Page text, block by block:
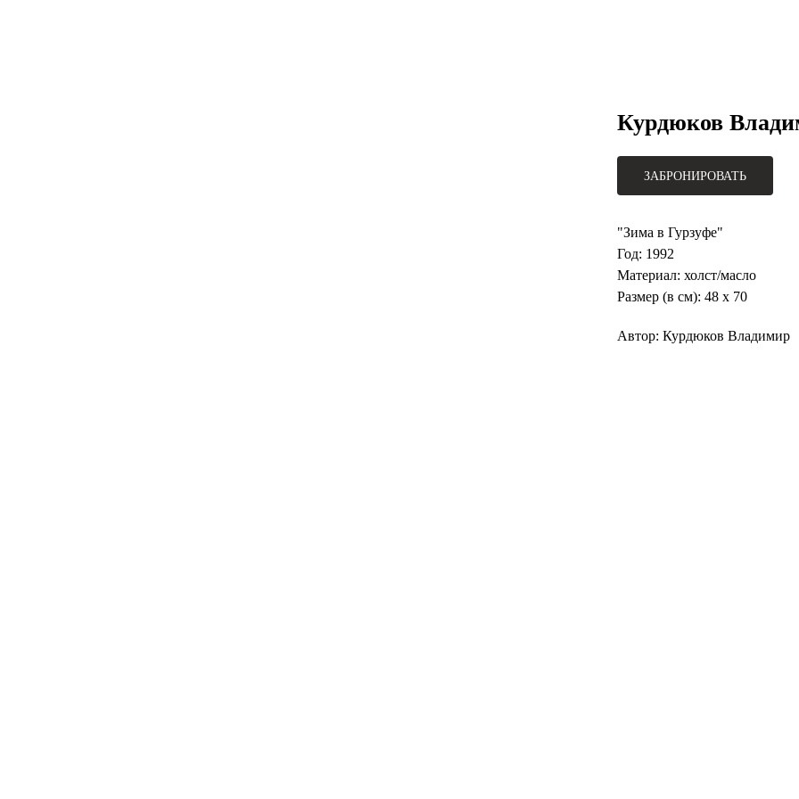
Курдюков
ЗАБРОНИРОВАТЬ
"Зима в Гурзуфе"
Год: 1992
Материал: холст/масло
Размер (в см): 48 х 70
Автор: Курдюков Владимир